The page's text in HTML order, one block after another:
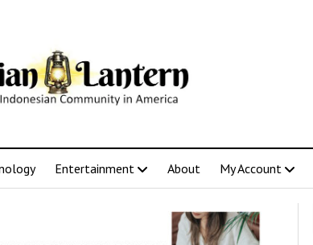
Entertainment About My Account